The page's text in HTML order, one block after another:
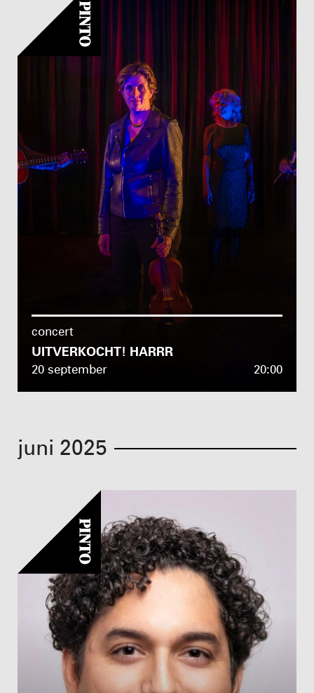
concert
UITVERKOCHT! HARRR
20 september 20:00
juni 2025